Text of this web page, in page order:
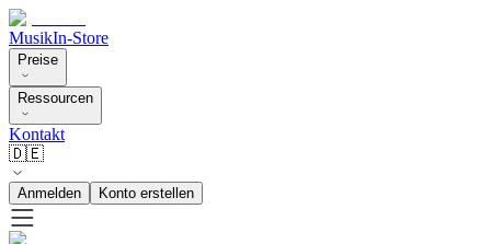
MusikIn-Store
Preise
Ressourcen
Kontakt
🇩🇪
Anmelden Konto erstellen